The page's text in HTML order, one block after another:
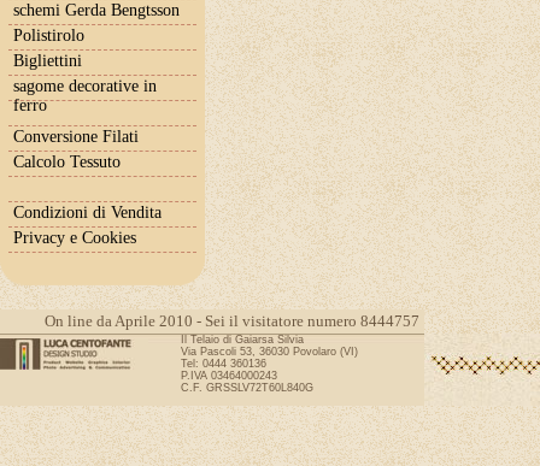
schemi Gerda Bengtsson
Polistirolo
Bigliettini
sagome decorative in
ferro
Conversione Filati
Calcolo Tessuto
Condizioni di Vendita
Privacy e Cookies
On line da Aprile 2010 - Sei il visitatore numero 8444757
Il Telaio di Gaiarsa Silvia
Via Pascoli 53, 36030 Povolaro (VI)
Tel: 0444 360136
P.IVA 03464000243
C.F. GRSSLV72T60L840G